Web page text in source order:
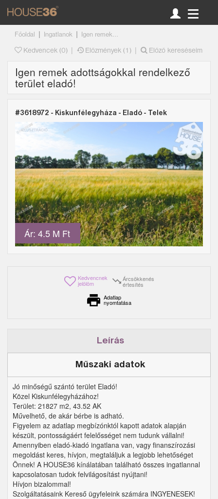
Főoldal Ingatlanok Igen remek...
Kedvencek (0) | Előzmények (1) | Előző kereséseim
Igen remek adottságokkal rendelkező
terület eladó!
#3618972 - Kiskunfélegyháza - Eladó - Telek
Ár: 4.5 M Ft
Kedvencnek
jelölöm
Árcsökkenés
értesítés
Adatlap
nyomtatása
Leírás
Műszaki adatok
Jó minőségű szántó terület Eladó!
Közel Kiskunfélegyházához!
Terület: 21827 m2, 43.52 AK
Művelhető, de akár bérbe is adható.
Figyelem az adatlap megbízónktól kapott adatok alapján
készült, pontosságáért felelősséget nem tudunk vállalni!
Amennyiben eladó-kiadó ingatlana van, vagy finanszírozási
megoldást keres, hívjon, megtaláljuk a legjobb lehetőséget
Önnek! A HOUSE36 kínálatában található összes ingatlannal
kapcsolatosan tudok felvilágosítást nyújtani!
Hívjon bizalommal!
Szolgáltatásaink Kereső ügyfeleink számára INGYENESEK!